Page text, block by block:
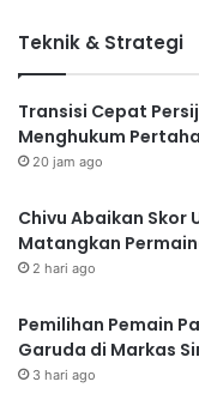
Teknik & Strategi
Transisi Cepat
Menghukum
20 jam ago
Chivu Abaikan Skor
Matangkan
2 hari ago
Pemilihan Pemain
Garuda di Markas
3 hari ago